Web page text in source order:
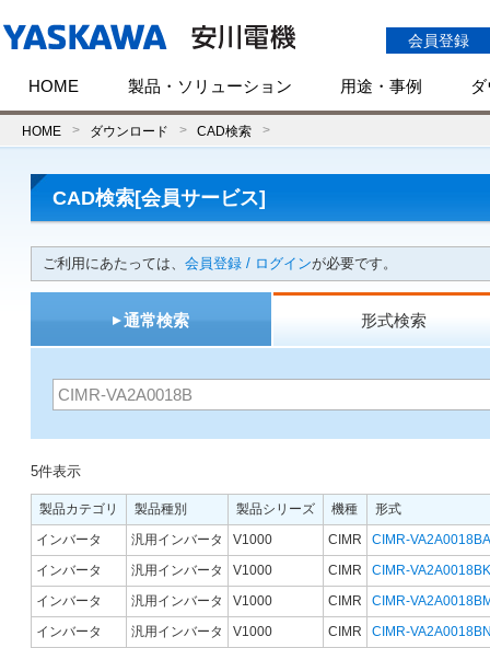
会員登録
HOME 製品・ソリューション 用途・事例
HOME ダウンロード CAD検索
CAD検索[会員サービス]
ご利用にあたっては、 会員登録 / ログインが必要です。
通常検索 形式検索
5件表示
製品カテゴリ 製品種別 製品シリーズ 機種
形式
インバータ
汎用インバータ V1000 CIMR
CIMR-
インバータ
汎用インバータ V1000 CIMR
CIMR-
インバータ
汎用インバータ V1000 CIMR
CIMR-
インバータ
汎用インバータ V1000 CIMR
CIMR-